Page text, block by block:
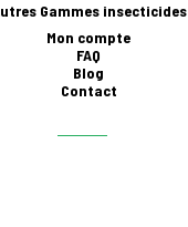
Gammes insecticides
Mon compte
FAQ
Blog
Contact